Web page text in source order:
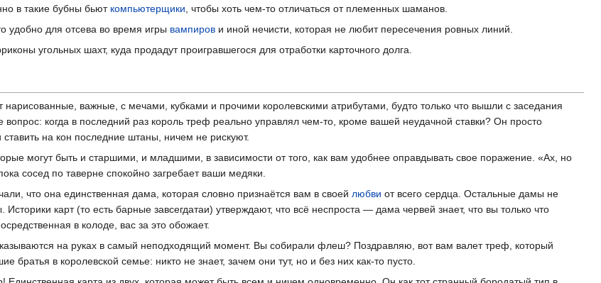
в такие бубны бьют компьютерщики, чтобы хоть чем-то отличаться от племенных шаманов.
удобно для отсева во время игры вампиров и иной нечисти, которая не любит пересечения ровных линий.
угольных шахт, куда продадут проигравшегося для отработки карточного долга.
важные, с мечами, кубками и прочими королевскими атрибутами, будто только что вышли с заседания
когда в последний раз король треф реально управлял чем-то, кроме вашей неудачной ставки? Он просто
на кон последние штаны, ничем не рискуют.
могут быть и старшими, и младшими, в зависимости от того, как вам удобнее оправдывать свое поражение. «Ах, но
сосед по таверне спокойно загребает ваши медяки.
что она единственная дама, которая словно признаётся вам в своей любви от всего сердца. Остальные дамы не
Историки карт (то есть барные завсегдатаи) утверждают, что всё неспроста — дама червей знает, что вы только что
в колоде, вас за это обожает.
на руках в самый неподходящий момент. Вы собирали флеш? Поздравляю, вот вам валет треф, который
в королевской семье: никто не знает, зачем они тут, но и без них как-то пусто.